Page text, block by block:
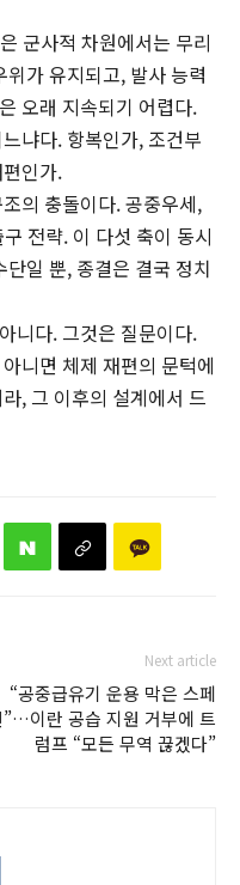
군사적 차원에서는 무리
가 유지되고, 발사 능력
오래 지속되기 어렵다.
냐다. 항복인가, 조건부
인가.
의 충돌이다. 공중우세,
전략. 이 다섯 축이 동시
일 뿐, 종결은 결국 정치
니다. 그것은 질문이다.
니면 체제 재편의 문턱에
, 그 이후의 설계에서 드
Next article
“공중급유기 운용 막은 스페
”…이란 공습 지원 거부에 트
럼프 “모든 무역 끊겠다”